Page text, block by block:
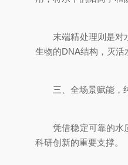
末端精处理则是对水
生物的DNA结构，灭活
三、全场景赋能，
凭借稳定可靠的水质
科研创新的重要支撑。